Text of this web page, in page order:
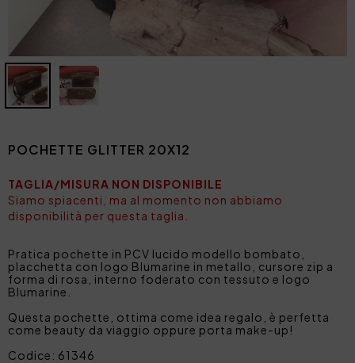
POCHETTE GLITTER 20X12
TAGLIA/MISURA NON DISPONIBILE
Siamo spiacenti, ma al momento non abbiamo
disponibilità per questa taglia.
Pratica pochette in PCV lucido modello bombato,
placchetta con logo Blumarine in metallo, cursore zip a
forma di rosa, interno foderato con tessuto e logo
Blumarine.
Questa pochette, ottima come idea regalo, è perfetta
come beauty da viaggio oppure porta make-up!
Codice: 61346